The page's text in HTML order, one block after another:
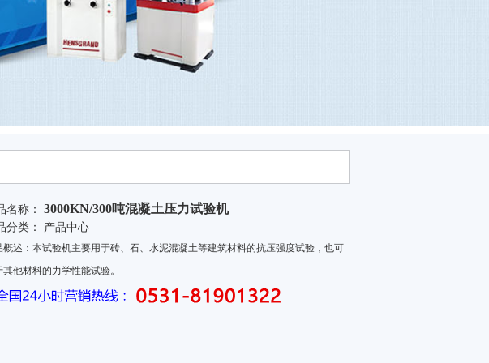
称： 3000KN/300吨混凝土压力试验机
类： 产品中心
述：本试验机主要用于砖、石、水泥混凝土等建筑材料的抗压强度试验，也可
他材料的力学性能试验。